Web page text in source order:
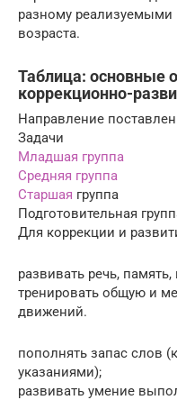
разному
возраста.
Таблица: основные
коррекционно-
Направление
Задачи
Младшая группа
Средняя группа
Старшая группа
Подготовительная
Для коррекции и
развивать речь,
тренировать общую и
движений.
пополнять запас слов
указаниями);
развивать умение